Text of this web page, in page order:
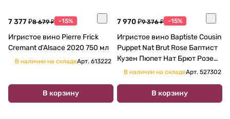
7 377 ₽8 679 ₽ -15%
Игристое вино Pierre Frick
Cremant d'Alsace 2020 750 мл
В наличии на складеАрт. 613222
В корзину
7 970 ₽9 376 ₽ -15%
Игристое вино Baptiste Cousin
Puppet Nat Brut Rose Баптист
Кузен Пюпет Нат Брют Розе
750 мл 12%
В наличии на складеАрт. 527302
В корзину